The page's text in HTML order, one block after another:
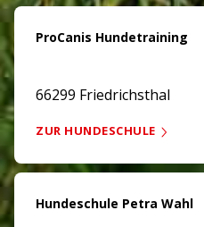
ProCanis Hundetraining
66299 Friedrichsthal
ZUR HUNDESCHULE
Hundeschule Petra Wahl